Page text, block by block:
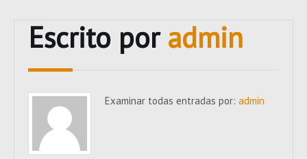
Escrito por admin
Examinar todas entradas por: admin